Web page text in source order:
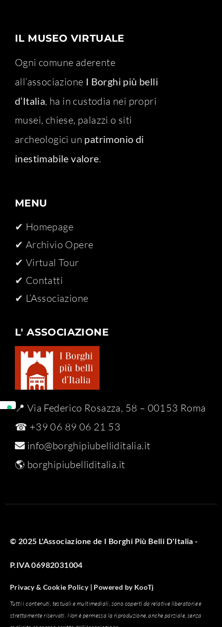
IL MUSEO VIRTUALE
Ogni comune aderente
all’associazione I Borghi più belli
d’Italia, ha in custodia nei propri
musei, chiese, palazzi o siti
archeologici un patrimonio di
inestimabile valore.
MENU
✔ Homepage
✔ Archivio Opere​
✔ Virtual Tour
✔ Contatti
✔ L’Associazione
L' ASSOCIAZIONE
📍 Via Federico Rosazza, 58 – 00153 Roma
☎ +39 06 89 06 21 53
info@borghipiubelliditalia.it
🌎 borghipiubelliditalia.it
© 2025 L'Associazione de I Borghi Più Belli D'Italia -
P.IVA 06982031004
Privacy & Cookie Policy | Powered byKooTj
Tutti i contenuti, testuali e multimediali, sono coperti da relative liberatorie e
strettamente riservati. Non è permessa la riproduzione, anche parziale, senza